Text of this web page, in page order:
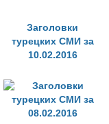
Заголовки
турецких СМИ за
10.02.2016